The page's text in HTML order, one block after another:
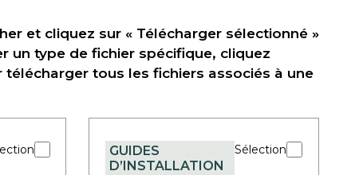
et cliquez sur « Télécharger sélectionné »
un type de fichier spécifique, cliquez
tous les fichiers associés à une
GUIDES
D’INSTALLATION
Sélection